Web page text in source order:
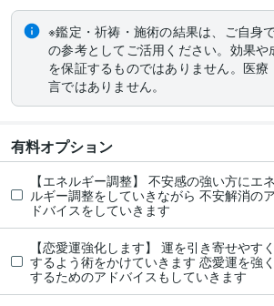
※鑑定・祈祷・施術の結果は、ご自身
の参考としてご活用ください。効果や
を保証するものではありません。医療
言ではありません。
有料オプション
【エネルギー調整】 不安感の強い方にエネ
ルギー調整をしていきながら 不安解消のア
ドバイスをしていきます
【恋愛運強化します】 運を引き寄せやすく
するよう術をかけていきます 恋愛運を強く
するためのアドバイスもしていきます